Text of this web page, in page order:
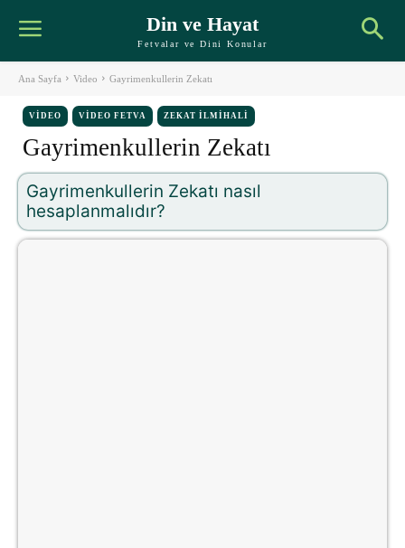
Din ve Hayat
Fetvalar ve Dini Konular
Ana Sayfa Video Gayrimenkullerin Zekatı
VIDEO VIDEO FETVA ZEKAT İLMIHALI
Gayrimenkullerin Zekatı
Gayrimenkullerin Zekatı nasıl
hesaplanmalıdır?